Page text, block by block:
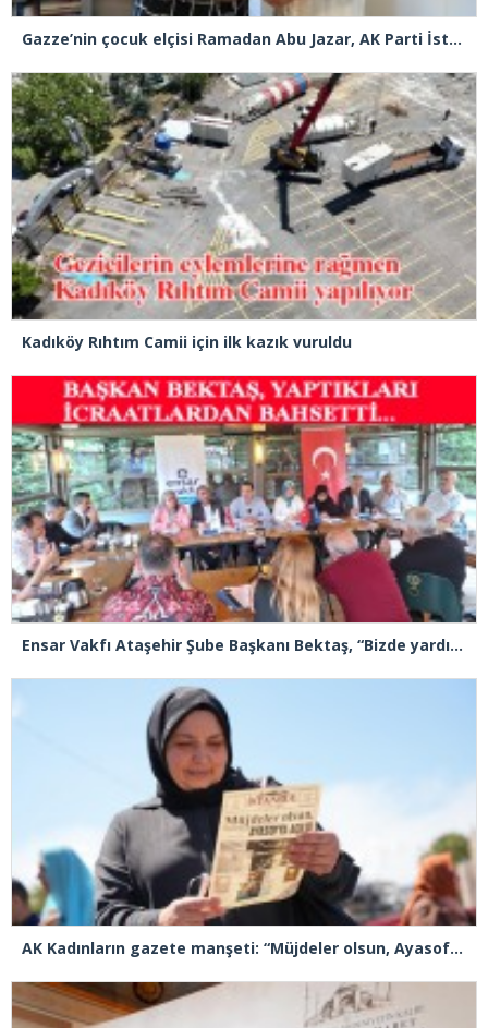
Gazze’nin çocuk elçisi Ramadan Abu Jazar, AK Parti İstanbul İl Başkanlığını ziyaret etti
Kadıköy Rıhtım Camii için ilk kazık vuruldu
Ensar Vakfı Ataşehir Şube Başkanı Bektaş, “Bizde yardım kelimesi yok, bizde paylaşmak ve hediyeleşmek var”
AK Kadınların gazete manşeti: “Müjdeler olsun, Ayasofya açıldı”